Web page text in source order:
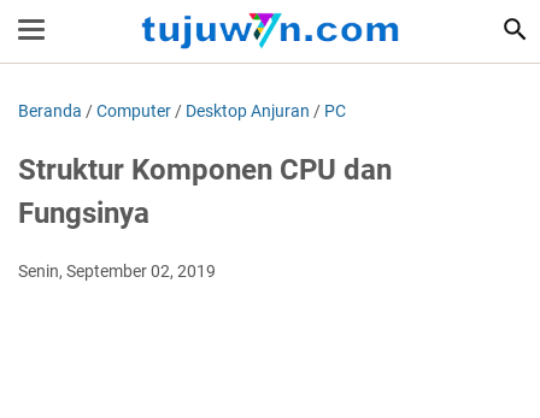
Beranda /Computer / Desktop Anjuran / PC
Struktur Komponen CPU dan
Fungsinya
Senin, September 02, 2019